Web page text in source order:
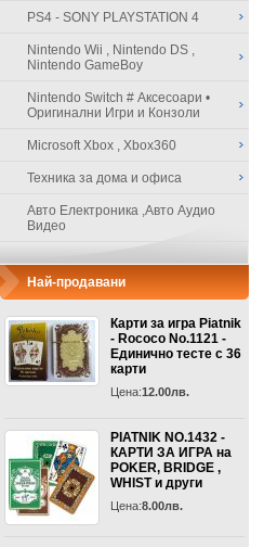
PS4 - SONY PLAYSTATION 4
Nintendo Wii , Nintendo DS ,
Nintendo GameBoy
Nintendo Switch # Аксесоари •
Оригинални Игри и Конзоли
Microsoft Xbox , Xbox360
Техника за дома и офиса
Авто Електроника ,Авто Аудио
Видео
Най-продавани
Карти за игра Piatnik
- Rococo No.1121 -
Единично тесте с 36
карти
Цена:12.00лв.
PIATNIK NO.1432 -
КАРТИ ЗА ИГРА на
POKER, BRIDGE ,
WHIST и други
Цена:8.00лв.